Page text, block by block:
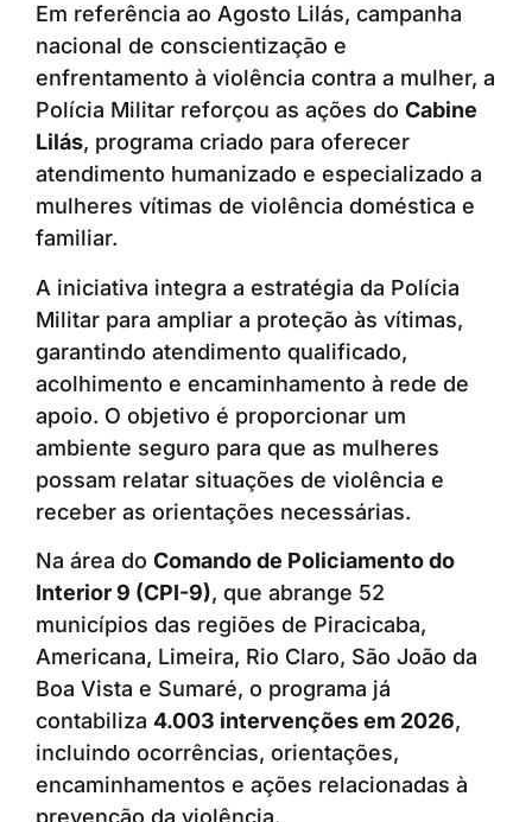
Em referência ao Agosto Lilás, campanha
nacional de conscientização e
enfrentamento à violência contra a mulher, a
Polícia Militar reforçou as ações do Cabine
Lilás, programa criado para oferecer
atendimento humanizado e especializado a
mulheres vítimas de violência doméstica e
familiar.
A iniciativa integra a estratégia da Polícia
Militar para ampliar a proteção às vítimas,
garantindo atendimento qualificado,
acolhimento e encaminhamento à rede de
apoio. O objetivo é proporcionar um
ambiente seguro para que as mulheres
possam relatar situações de violência e
receber as orientações necessárias.
Na área do Comando de Policiamento do
Interior 9 (CPI-9), que abrange 52
municípios das regiões de Piracicaba,
Americana, Limeira, Rio Claro, São João da
Boa Vista e Sumaré, o programa já
contabiliza 4.003 intervenções em 2026,
incluindo ocorrências, orientações,
encaminhamentos e ações relacionadas à
prevenção da violência.